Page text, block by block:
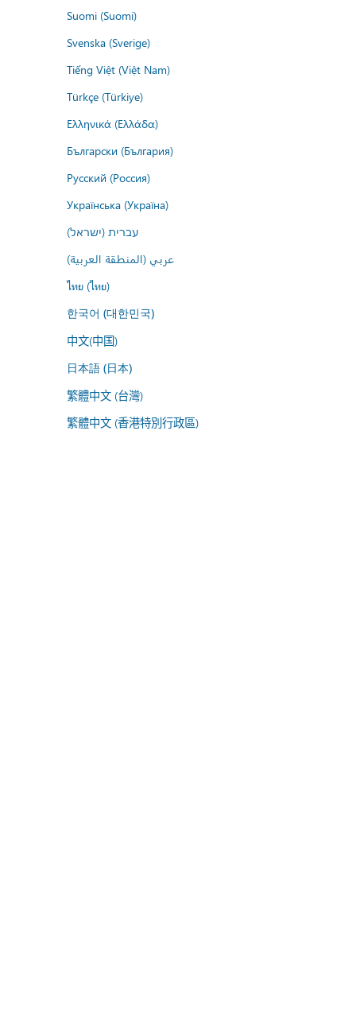
Suomi (Suomi)
Svenska (Sverige)
Tiếng Việt (Việt Nam)
Türkçe (Türkiye)
Ελληνικά (Ελλάδα)
Български (България)
Русский (Россия)
Українська (Україна)
עברית (ישראל)
عربي (المنطقة العربية)
ไทย (ไทย)
한국어 (대한민국)
中文(中国)
日本語 (日本)
繁體中文 (台灣)
繁體中文 (香港特別行政區)